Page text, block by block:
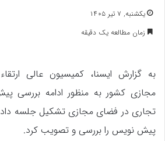
یکشنبه, ۷ تیر ۱۴۰۵
زمان مطالعه یک دقیقه
به گزارش ایسنا، کمیسیون عالی
مجازی کشور به منظور ادامه بررسی
تجاری در فضای مجازی تشکیل جلسه داد
پیش نویس را بررسی و تصویب کرد.